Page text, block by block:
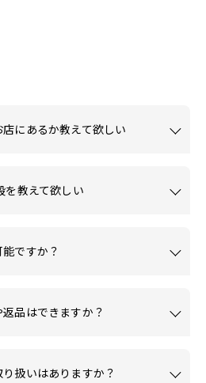
にあるか教えて欲しい
を教えて欲しい
ですか？
品はできますか？
扱いはありますか？